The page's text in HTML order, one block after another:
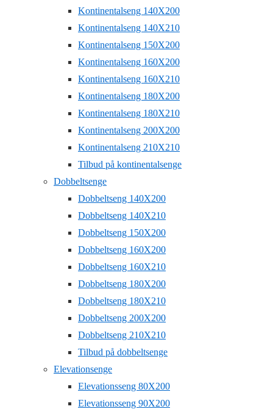
Kontinentalseng 140X200
Kontinentalseng 140X210
Kontinentalseng 150X200
Kontinentalseng 160X200
Kontinentalseng 160X210
Kontinentalseng 180X200
Kontinentalseng 180X210
Kontinentalseng 200X200
Kontinentalseng 210X210
Tilbud på kontinentalsenge
Dobbeltsenge
Dobbeltseng 140X200
Dobbeltseng 140X210
Dobbeltseng 150X200
Dobbeltseng 160X200
Dobbeltseng 160X210
Dobbeltseng 180X200
Dobbeltseng 180X210
Dobbeltseng 200X200
Dobbeltseng 210X210
Tilbud på dobbeltsenge
Elevationsenge
Elevationsseng 80X200
Elevationsseng 90X200